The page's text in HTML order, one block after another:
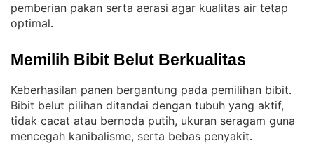
pemberian pakan serta aerasi agar kualitas air tetap
optimal.
Memilih Bibit Belut Berkualitas
Keberhasilan panen bergantung pada pemilihan bibit
Bibit belut pilihan ditandai dengan tubuh yang aktif,
tidak cacat atau bernoda putih, ukuran seragam guna
mencegah kanibalisme, serta bebas penyakit.